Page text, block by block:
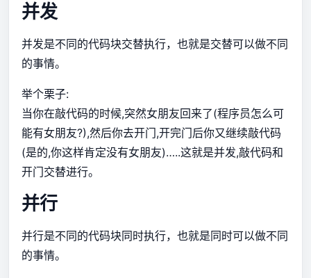
并发
并发是不同的代码块交替执行，也就是交替可以做不同
的事情。
举个栗子:
当你在敲代码的时候,突然女朋友回来了(程序员怎么可
能有女朋友?),然后你去开门,开完门后你又继续敲代码
(是的,你这样肯定没有女朋友)…..这就是并发,敲代码和
开门交替进行。
并行
并行是不同的代码块同时执行，也就是同时可以做不同
的事情。